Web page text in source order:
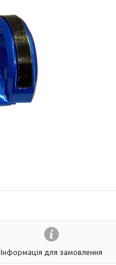
Інформація для замовлення